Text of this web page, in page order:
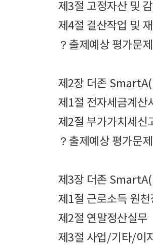
제3절 고정자산 및
제4절 결산작업 및
？출제예상 평가문제
제2장 더존
제1절 전자세금계산
제2절 부가가치세신
？출제예상 평가문제
제3장 더존
제1절 근로소득 원천
제2절 연말정산실무
제3절 사업/기타/이